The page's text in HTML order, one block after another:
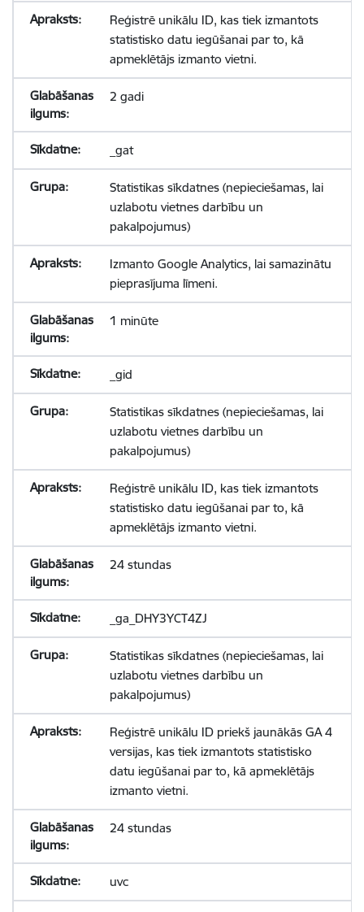
Reģistrē unikālu ID, kas tiek izmantots
statistisko datu iegūšanai par to, kā
apmeklētājs izmanto vietni.
2 gadi
_gat
Statistikas sīkdatnes (nepieciešamas, lai
uzlabotu vietnes darbību un
pakalpojumus)
Izmanto Google Analytics, lai samazinātu
pieprasījuma līmeni.
1 minūte
_gid
Statistikas sīkdatnes (nepieciešamas, lai
uzlabotu vietnes darbību un
pakalpojumus)
Reģistrē unikālu ID, kas tiek izmantots
statistisko datu iegūšanai par to, kā
apmeklētājs izmanto vietni.
24 stundas
_ga_DHY3YCT4ZJ
Statistikas sīkdatnes (nepieciešamas, lai
uzlabotu vietnes darbību un
pakalpojumus)
Reģistrē unikālu ID priekš jaunākās GA 4
versijas, kas tiek izmantots statistisko
datu iegūšanai par to, kā apmeklētājs
izmanto vietni.
24 stundas
uvc